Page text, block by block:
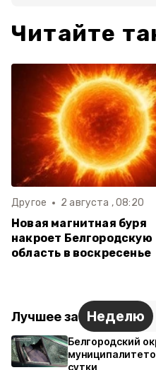
Читайте
Другое 2 августа , 08:20
Новая магнитная буря
накроет Белгородскую
область в воскресенье
Лучшее за Неделю
Белгородский
сутки